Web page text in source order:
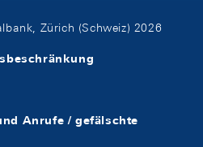
Zürich (Schweiz) 2026
Anrufe / gefälschte